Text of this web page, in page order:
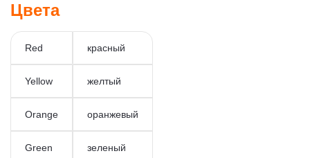
Цвета
Red красный
Yellow желтый
Orange оранжевый
Green зеленый